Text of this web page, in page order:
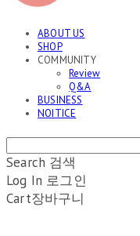
ABOUT US
SHOP
COMMUNITY
Review
Q&A
BUSINESS
NOITICE
Search 검색
Log In 로그인
Cart장바구니